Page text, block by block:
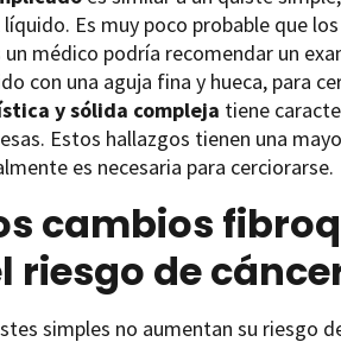
Es muy poco probable que
un médico podría recomendar un
con una aguja fina y hueca, para
y sólida compleja tiene
Estos hallazgos tienen una
es necesaria para cerciorarse.
cambios
riesgo de
simples no aumentan su riesgo